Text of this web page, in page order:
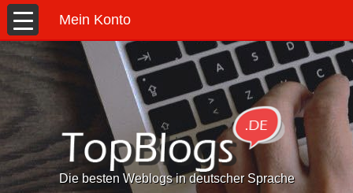
Mein Konto
Die besten Weblogs in deutscher Sprache